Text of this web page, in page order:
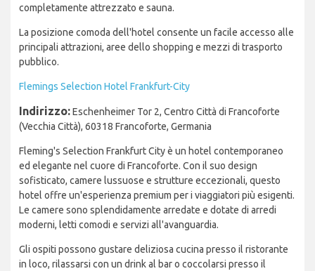
completamente attrezzato e sauna.
La posizione comoda dell'hotel consente un facile accesso alle
principali attrazioni, aree dello shopping e mezzi di trasporto
pubblico.
Flemings Selection Hotel Frankfurt-City
Indirizzo:Eschenheimer Tor 2, Centro Città di Francoforte
(Vecchia Città), 60318 Francoforte, Germania
Fleming's Selection Frankfurt City è un hotel contemporaneo
ed elegante nel cuore di Francoforte. Con il suo design
sofisticato, camere lussuose e strutture eccezionali, questo
hotel offre un'esperienza premium per i viaggiatori più esigenti.
Le camere sono splendidamente arredate e dotate di arredi
moderni, letti comodi e servizi all'avanguardia.
Gli ospiti possono gustare deliziosa cucina presso il ristorante
in loco, rilassarsi con un drink al bar o coccolarsi presso il